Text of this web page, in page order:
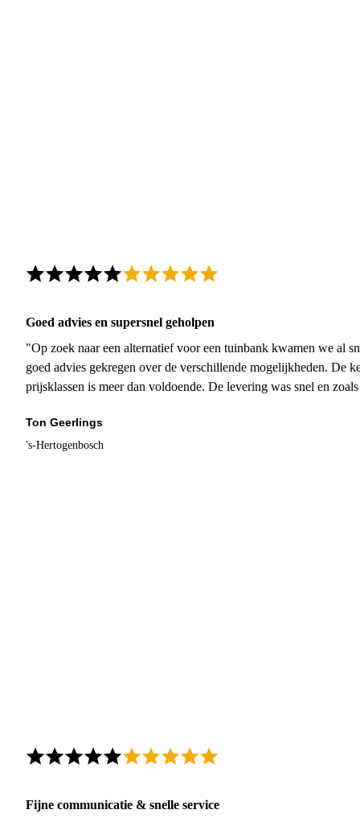
Goed advies en supersnel geholpen
"Op zoek naar een alternatief voor een tuinbank kwamen we al
goed advies gekregen over de verschillende mogelijkheden. De
prijsklassen is meer dan voldoende. De levering was snel en
Ton Geerlings
's-Hertogenbosch
Fijne communicatie & snelle service